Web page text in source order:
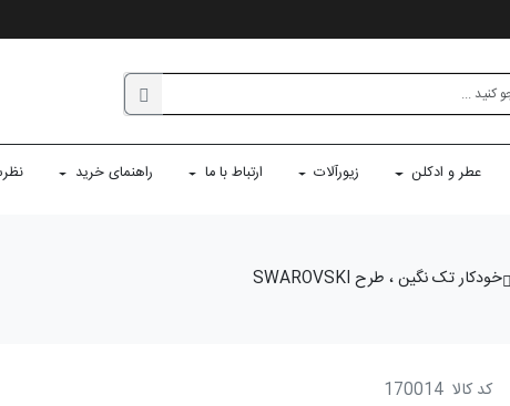
عطر و ادکلن زیورآلات ارتباط با ما راهنمای خرید
خودکار تک نگین ، طرح SWAROVSKI
کد کالا 170014